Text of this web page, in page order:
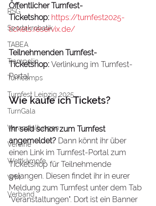
RSG
Sportakrobatik
TABEA
Trampolin
Turncamps
Turnfest Leipzig 2025
TurnGala
Veranstaltungen
Vereine
Wettkämpfe
WM
Verband
Öffentlicher Turnfest-
Ticketshop: https://turnfest2025-
tickets.reservix.de/
Teilnehmenden Turnfest-
Ticketshop: Verlinkung im Turnfest-
Portal
Wie kaufe ich Tickets?
Ihr seid schon zum Turnfest
angemeldet? Dann könnt ihr über
einen Link im Turnfest-Portal zum
Ticketshop für Teilnehmende
gelangen. Diesen findet ihr in eurer
Meldung zum Turnfest unter dem Tab
"Veranstaltungen". Dort ist ein Banner